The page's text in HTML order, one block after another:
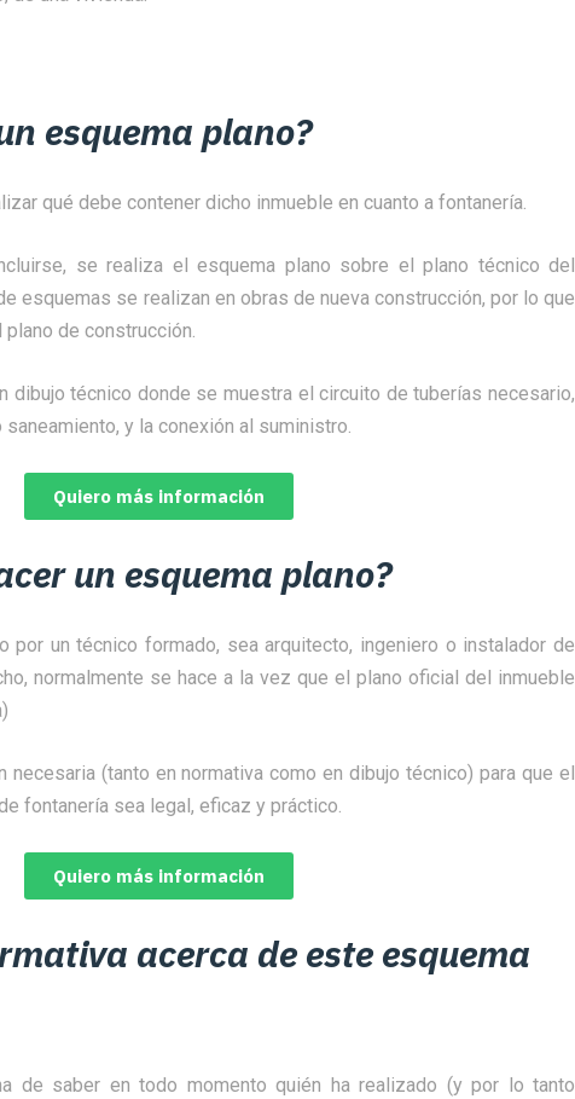
esquema plano?
qué debe contener dicho inmueble en cuanto a fontanería.
se realiza el esquema plano sobre el plano técnico del
esquemas se realizan en obras de nueva construcción, por lo que
de construcción.
dibujo técnico donde se muestra el circuito de tuberías necesario,
y la conexión al suministro.
Quiero más información
un esquema plano?
por un técnico formado, sea arquitecto, ingeniero o instalador de
normalmente se hace a la vez que el plano oficial del inmueble
(tanto en normativa como en dibujo técnico) para que el
fontanería sea legal, eficaz y práctico.
Quiero más información
acerca de este esquema
de saber en todo momento quién ha realizado (y por lo tanto